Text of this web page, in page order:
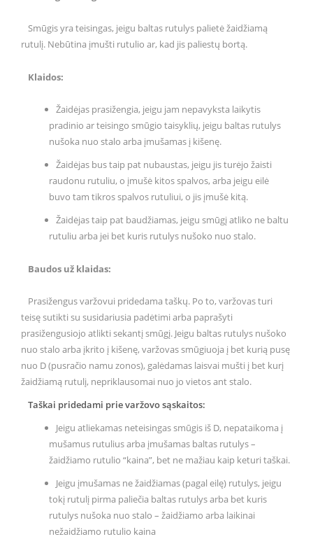
Smūgis yra teisingas, jeigu baltas rutulys palietė žaidžiamą
rutulį. Nebūtina įmušti rutulio ar, kad jis paliestų bortą.
Klaidos:
Žaidėjas prasižengia, jeigu jam nepavyksta laikytis
pradinio ar teisingo smūgio taisyklių, jeigu baltas rutulys
nušoka nuo stalo arba įmušamas į kišenę.
Žaidėjas bus taip pat nubaustas, jeigu jis turėjo žaisti
raudonu rutuliu, o įmušė kitos spalvos, arba jeigu eilė
buvo tam tikros spalvos rutuliui, o jis įmušė kitą.
Žaidėjas taip pat baudžiamas, jeigu smūgį atliko ne baltu
rutuliu arba jei bet kuris rutulys nušoko nuo stalo.
Baudos už klaidas:
Prasižengus varžovui pridedama taškų. Po to, varžovas turi
teisę sutikti su susidariusia padėtimi arba paprašyti
prasižengusiojo atlikti sekantį smūgį. Jeigu baltas rutulys nušoko
nuo stalo arba įkrito į kišenę, varžovas smūgiuoja į bet kurią pusę
nuo D (pusračio namu zonos), galėdamas laisvai mušti į bet kurį
žaidžiamą rutulį, nepriklausomai nuo jo vietos ant stalo.
Taškai pridedami prie varžovo sąskaitos:
Jeigu atliekamas neteisingas smūgis iš D, nepataikoma į
mušamus rutulius arba įmušamas baltas rutulys –
žaidžiamo rutulio “kaina”, bet ne mažiau kaip keturi taškai.
Jeigu įmušamas ne žaidžiamas (pagal eilę) rutulys, jeigu
tokį rutulį pirma paliečia baltas rutulys arba bet kuris
rutulys nušoka nuo stalo – žaidžiamo arba laikinai
nežaidžiamo rutulio kaina